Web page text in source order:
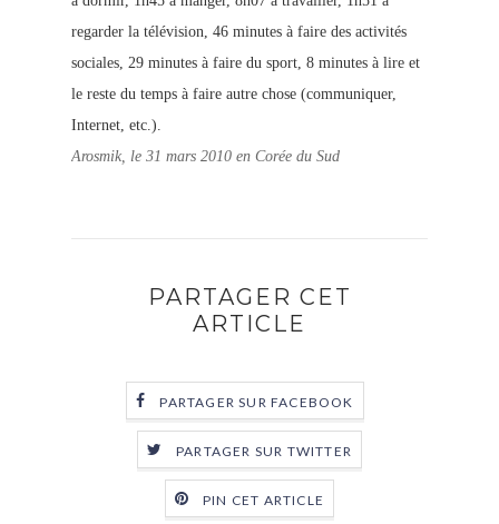
regarder la télévision, 46 minutes à faire des activités
sociales, 29 minutes à faire du sport, 8 minutes à lire et
le reste du temps à faire autre chose (communiquer,
Internet, etc.).
Arosmik, le 31 mars 2010 en Corée du Sud
PARTAGER CET
ARTICLE
PARTAGER SUR FACEBOOK
PARTAGER SUR TWITTER
PIN CET ARTICLE